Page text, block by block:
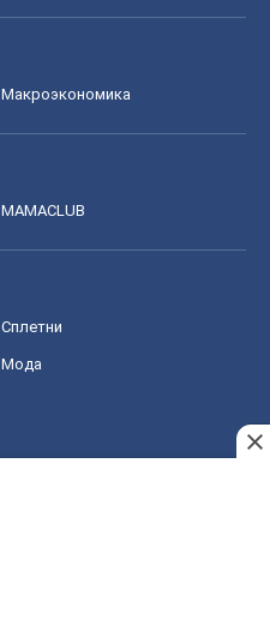
Mакроэкономика
MAMACLUB
Сплетни
Мода